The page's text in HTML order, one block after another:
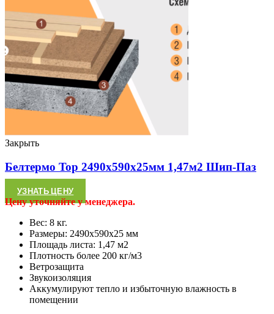
Закрыть
Белтермо Top 2490х590х25мм 1,47м2 Шип-Паз
УЗНАТЬ ЦЕНУ
Цену уточняйте у менеджера.
Вес: 8 кг.
Размеры: 2490х590х25 мм
Площадь листа: 1,47 м2
Плотность более 200 кг/м3
Ветрозащита
Звукоизоляция
Аккумулируют тепло и избыточную влажность в
помещении